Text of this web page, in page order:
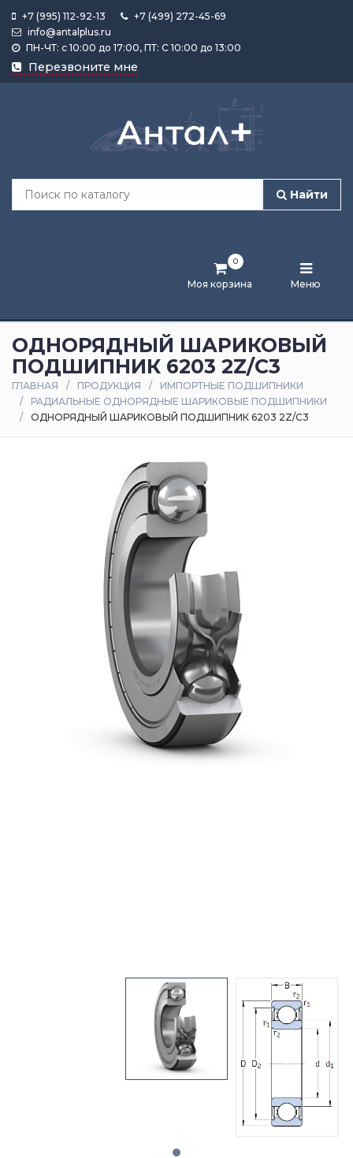
+7 (995) 112-92-13
+7 (499) 272-45-69
info@antalplus.ru
ПН-ЧТ: с 10:00 до 17:00, ПТ: С 10:00 до 13:00
Перезвоните мне
Найти
Моя корзина
0
Меню
Каталог
продукции
Лента
и
статьи
Оплата
доставка
ОДНОРЯДНЫЙ ШАРИКОВЫЙ
ПОДШИПНИК 6203 2Z/C3
ГЛАВНАЯ ПРОДУКЦИЯ
ИМПОРТНЫЕ ПОДШИПНИКИ
РАДИАЛЬНЫЕ ОДНОРЯДНЫЕ ШАРИКОВЫЕ ПОДШИПНИКИ
ОДНОРЯДНЫЙ ШАРИКОВЫЙ ПОДШИПНИК 6203 2Z/C3